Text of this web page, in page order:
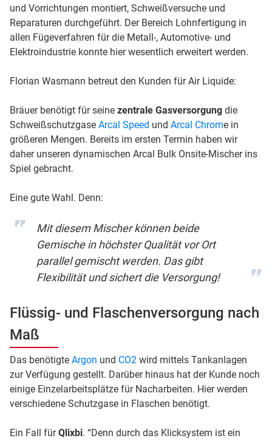
und Vorrichtungen montiert, Schweißversuche und
Reparaturen durchgeführt. Der Bereich Lohnfertigung in
allen Fügeverfahren für die Metall-, Automotive- und
Elektroindustrie konnte hier wesentlich erweitert werden.
Florian Wasmann betreut den Kunden für Air Liquide:
Bräuer benötigt für seine zentrale Gasversorgung die
Schweißschutzgase Arcal Speed und Arcal Chrome in
größeren Mengen. Bereits im ersten Termin haben wir
daher unseren dynamischen Arcal Bulk Onsite-Mischer ins
Spiel gebracht.
Eine gute Wahl. Denn:
Mit diesem Mischer können beide
Gemische in höchster Qualität vor Ort
parallel gemischt werden. Das gibt
Flexibilität und sichert die Versorgung!
Flüssig- und Flaschenversorgung nach
Maß
Das benötigte Argon und CO2 wird mittels Tankanlagen
zur Verfügung gestellt. Darüber hinaus hat der Kunde noch
einige Einzelarbeitsplätze für Nacharbeiten. Hier werden
verschiedene Schutzgase in Flaschen benötigt.
Ein Fall fürQlixbi. “Denn durch das Klicksystem ist ein